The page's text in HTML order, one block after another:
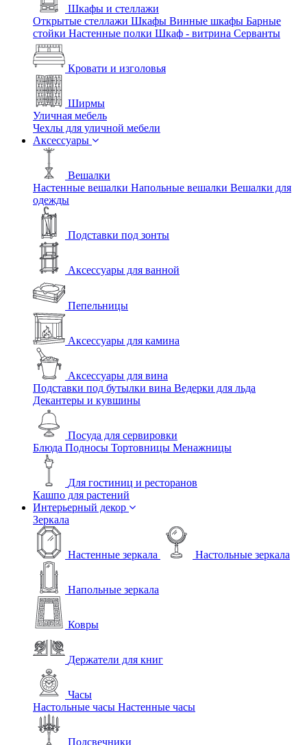
Шкафы и стеллажи
Открытые стеллажи Шкафы Винные шкафы Барные
стойки Настенные полки Шкаф - витрина Серванты
Кровати и изголовья
Ширмы
Уличная мебель
Чехлы для уличной мебели
Аксессуары
Вешалки
Настенные вешалки Напольные вешалки Вешалки для
одежды
Подставки под зонты
Аксессуары для ванной
Пепельницы
Аксессуары для камина
Аксессуары для вина
Подставки под бутылки вина Ведерки для льда
Декантеры и кувшины
Посуда для сервировки
Блюда Подносы Тортовницы Менажницы
Для гостиниц и ресторанов
Кашпо для растений
Интерьерный декор
Зеркала
Настенные зеркала Настольные зеркала
Напольные зеркала
Ковры
Держатели для книг
Часы
Настольные часы Настенные часы
Подсвечники